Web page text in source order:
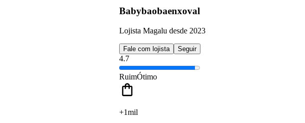
Babybaobaenxoval
Lojista Magalu desde 2023
Fale com lojista Seguir
4.7
RuimÓtimo
+1mil